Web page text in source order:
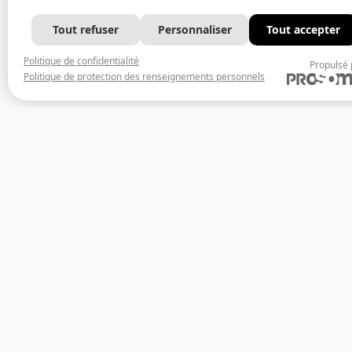
Tout refuser Personnaliser Tout accepter
Politique de confidentialité
Politique de protection des renseignements personnels
Propulsé